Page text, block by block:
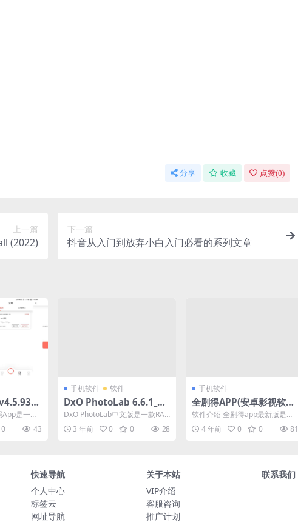
分享 收藏 点赞(0)
上一篇
(2022)
下一篇
抖音从入门到放弃小白入门必看的系列文章
内
是一款
工具，拥
0 43
手机软件 软件
DxO PhotoLab 6.6.1_Bu
ild_199 中文破解版
DxO PhotoLab中文版是一款RA
W图片处理软件的图像增强软件,
通过Pho...
3 年前 0 0 28
手机软件
全剧得APP(安卓影视软件)
v2.0.0 去广告VIP版
软件介绍 全剧得app最新版是一
款安卓影视软件,全网热门影视资
源同步更新,排行榜...
4 年前 0 0 81
快速导航
个人中心
标签云
网址导航
关于本站
VIP介绍
客服咨询
推广计划
联系我们